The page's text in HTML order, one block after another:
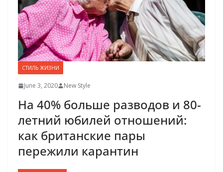
СТИЛЬ ЖИЗНИ
June 3, 2020 New Style
На 40% больше разводов и 80-
летний юбилей отношений:
как британские пары
пережили карантин